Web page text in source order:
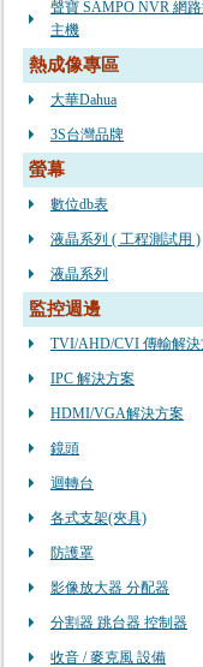
聲寶 SAMPO NVR 網
主機
熱成像專區
大華Dahua
3S台灣品牌
螢幕
數位db表
液晶系列 ( 工程測試用 )
液晶系列
監控週邊
TVI/AHD/CVI 傳輸解決
IPC 解決方案
HDMI/VGA解決方案
鏡頭
迴轉台
各式支架(夾具)
防護罩
影像放大器 分配器
分割器 跳台器 控制器
收音 / 麥克風 設備